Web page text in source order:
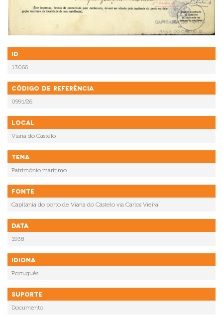
ID
13066
Código de referência
0991/26
Local
Viana do Castelo
Tema
Património marítimo
Fonte
Capitania do porto de Viana do Castelo via Carlos Vieira
Data
1938
Idioma
Português
Suporte
Documento